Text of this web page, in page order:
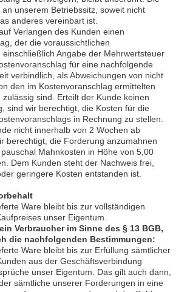
unserem Betriebssitz, soweit nicht
anderes vereinbart ist.
Verlangen des Kunden einen
der die voraussichtlichen
einschließlich Angabe der Mehrwertsteuer
für eine nachfolgende
verbindlich, als Abweichungen von nicht
den im Kostenvoranschlag ermittelten
sind. Erteilt der Kunde keinen
sind wir berechtigt, die Kosten für die
in Rechnung zu stellen.
nicht innerhalb von 2 Wochen ab
berechtigt, die Forderung anzumahnen
Mahnkosten in Höhe von 5,00
Dem Kunden steht der Nachweis frei,
geringere Kosten entstanden ist.
Ware bleibt bis zur vollständigen
unser Eigentum.
Verbraucher im Sinne des § 13 BGB,
die nachfolgenden Bestimmungen:
Ware bleibt bis zur Erfüllung sämtlicher
aus der Geschäftsverbindung
unser Eigentum. Das gilt auch dann,
sämtliche unserer Forderungen in eine